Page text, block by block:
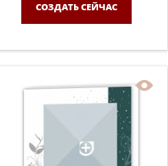
СОЗДАТЬ СЕЙЧАС